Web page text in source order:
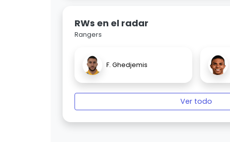
RWs en el radar
Rangers
F. Ghedjemis
Ver todo